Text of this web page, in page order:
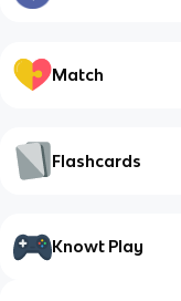
Match
Flashcards
Knowt Play